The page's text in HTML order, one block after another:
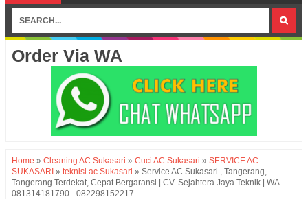
Order Via WA
Home » Cleaning AC Sukasari » Cuci AC Sukasari » SERVICE AC
SUKASARI » teknisi ac Sukasari » Service AC Sukasari , Tangerang,
Tangerang Terdekat, Cepat Bergaransi | CV. Sejahtera Jaya Teknik | WA.
081314181790 - 082298152217